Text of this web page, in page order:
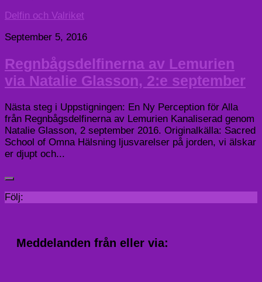
Delfin och Valriket
September 5, 2016
Regnbågsdelfinerna av Lemurien
via Natalie Glasson, 2:e september
Nästa steg i Uppstigningen: En Ny Perception för Alla
från Regnbågsdelfinerna av Lemurien Kanaliserad genom
Natalie Glasson, 2 september 2016. Originalkälla: Sacred
School of Omna Hälsning ljusvarelser på jorden, vi älskar
er djupt och...
Följ:
Meddelanden från eller via: